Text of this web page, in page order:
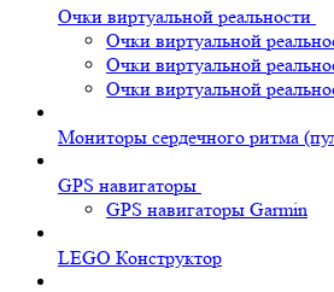
Очки виртуальной реальности
Очки виртуальной
Очки виртуальной
Очки виртуальной
Мониторы сердечного ритма
GPS навигаторы
GPS навигаторы Garmin
LEGO Конструктор